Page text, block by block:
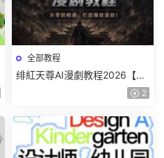
全部教程
绯紅天尊AI漫劇教程2026【畫
2